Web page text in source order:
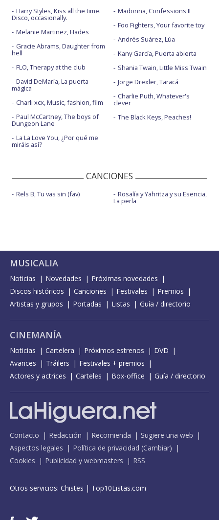
Harry Styles, Kiss all the time.
Disco, occasionally.
Melanie Martinez, Hades
Gracie Abrams, Daughter from
hell
FLO, Therapy at the club
David DeMaría, La puerta
mágica
Charli xcx, Music, fashion, film
Paul McCartney, The boys of
Dungeon Lane
La La Love You, ¿Por qué me
miráis así?
Madonna, Confessions II
Foo Fighters, Your favorite toy
Andrés Suárez, Lúa
Kany García, Puerta abierta
Shania Twain, Little Miss Twain
Jorge Drexler, Taracá
Charlie Puth, Whatever's
clever
The Black Keys, Peaches!
CANCIONES
Rels B, Tu vas sin (fav) Rosalía y Yahritza y su Esencia,
La perla
MUSICALIA
Noticias Novedades
Próximas novedades
Discos históricos
Canciones Festivales
Premios
Artistas y grupos
Portadas Listas Guía / directorio
CINEMANÍA
Noticias Cartelera Próximos estrenos
DVD
Avances
Tráilers
Festivales + premios
Actores y actrices
Carteles Box-office Guía / directorio
Contacto Redacción Recomienda
Sugiere una web
Aspectos legales
Política de privacidad (Cambiar)
Cookies
Publicidad y webmasters RSS
Otros servicios: Chistes | Top10Listas.com